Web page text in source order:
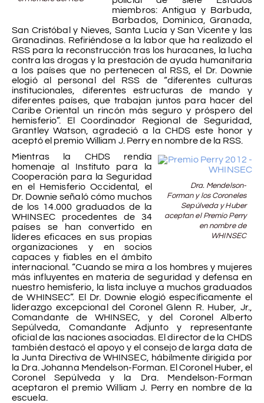
miembros: Antigua y Barbuda,
Barbados, Dominica, Granada,
San Cristóbal y Nieves, Santa Lucía y San Vicente y las
Granadinas. Refiriéndose a la labor que ha realizado el
RSS para la reconstrucción tras los huracanes, la lucha
contra las drogas y la prestación de ayuda humanitaria
a los países que no pertenecen al RSS, el Dr. Downie
elogió al personal del RSS de “diferentes culturas
institucionales, diferentes estructuras de mando y
diferentes países, que trabajan juntos para hacer del
Caribe Oriental un rincón más seguro y próspero del
hemisferio”. El Coordinador Regional de Seguridad,
Grantley Watson, agradeció a la CHDS este honor y
aceptó el premio William J. Perry en nombre de la RSS.
Dra. Mendelson-
Forman y los Coroneles
Sepúlveda y Huber
aceptan el Premio Perry
en nombre de
WHINSEC
Mientras la CHDS rendía
homenaje al Instituto para la
Cooperación para la Seguridad
en el Hemisferio Occidental, el
Dr. Downie señaló cómo muchos
de los 14.000 graduados de la
WHINSEC procedentes de 34
países se han convertido en
líderes eficaces en sus propias
organizaciones y en socios
capaces y fiables en el ámbito
internacional. “Cuando se mira a los hombres y mujeres
más influyentes en materia de seguridad y defensa en
nuestro hemisferio, la lista incluye a muchos graduados
de WHINSEC”. El Dr. Downie elogió específicamente el
liderazgo excepcional del Coronel Glenn R. Huber, Jr.,
Comandante de WHINSEC, y del Coronel Alberto
Sepúlveda, Comandante Adjunto y representante
oficial de las naciones asociadas. El director de la CHDS
también destacó el apoyo y el consejo de larga data de
la Junta Directiva de WHINSEC, hábilmente dirigida por
la Dra. Johanna Mendelson-Forman. El Coronel Huber, el
Coronel Sepúlveda y la Dra. Mendelson-Forman
aceptaron el premio William J. Perry en nombre de la
escuela.